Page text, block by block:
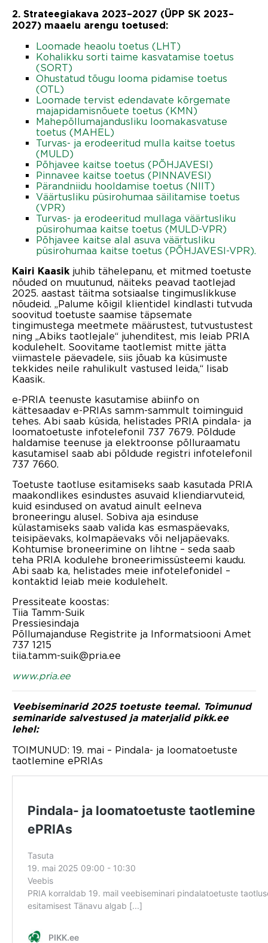
2. Strateegiakava 2023–2027 (ÜPP SK 2023–
2027) maaelu arengu toetused:
Loomade heaolu toetus (LHT)
Kohalikku sorti taime kasvatamise toetus
(SORT)
Ohustatud tõugu looma pidamise toetus
(OTL)
Loomade tervist edendavate kõrgemate
majapidamisnõuete toetus (KMN)
Mahepõllumajandusliku loomakasvatuse
toetus (MAHEL)
Turvas- ja erodeeritud mulla kaitse toetus
(MULD)
Põhjavee kaitse toetus (PÕHJAVESI)
Pinnavee kaitse toetus (PINNAVESI)
Pärandniidu hooldamise toetus (NIIT)
Väärtusliku püsirohumaa säilitamise toetus
(VPR)
Turvas- ja erodeeritud mullaga väärtusliku
püsirohumaa kaitse toetus (MULD-VPR)
Põhjavee kaitse alal asuva väärtusliku
püsirohumaa kaitse toetus (PÕHJAVESI-VPR).
Kairi Kaasik juhib tähelepanu, et mitmed toetuste
nõuded on muutunud, näiteks peavad taotlejad
2025. aastast täitma sotsiaalse tingimuslikkuse
nõudeid. „Palume kõigil klientidel kindlasti tutvuda
soovitud toetuste saamise täpsemate
tingimustega meetmete määrustest, tutvustustest
ning „Abiks taotlejale“ juhenditest, mis leiab PRIA
kodulehelt. Soovitame taotlemist mitte jätta
viimastele päevadele, siis jõuab ka küsimuste
tekkides neile rahulikult vastused leida,“ lisab
Kaasik.
e-PRIA teenuste kasutamise abiinfo on
kättesaadav e-PRIAs samm-sammult toiminguid
tehes. Abi saab küsida, helistades PRIA pindala- ja
loomatoetuste infotelefonil 737 7679. Põldude
haldamise teenuse ja elektroonse põlluraamatu
kasutamisel saab abi põldude registri infotelefonil
737 7660.
Toetuste taotluse esitamiseks saab kasutada PRIA
maakondlikes esindustes asuvaid kliendiarvuteid,
kuid esindused on avatud ainult eelneva
broneeringu alusel. Sobiva aja esinduse
külastamiseks saab valida kas esmaspäevaks,
teisipäevaks, kolmapäevaks või neljapäevaks.
Kohtumise broneerimine on lihtne – seda saab
teha PRIA kodulehe broneerimissüsteemi kaudu.
Abi saab ka, helistades meie infotelefonidel –
kontaktid leiab meie kodulehelt.
Pressiteate koostas:
Tiia Tamm-Suik
Pressiesindaja
Põllumajanduse Registrite ja Informatsiooni Amet
737 1215
tiia.tamm-suik@pria.ee
www.pria.ee
Veebiseminarid 2025 toetuste teemal. Toimunud
seminaride salvestused ja materjalid pikk.ee
lehel:
TOIMUNUD: 19. mai – Pindala- ja loomatoetuste
taotlemine ePRIAs